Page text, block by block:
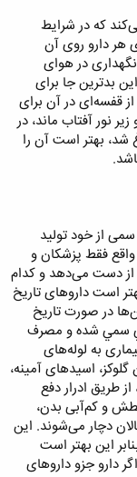
که در شرایط
هر دارو روی آن
در هوای
بدترین جا برای
قفسه‌ای در آن برای
نور آفتاب ماند، در
شد، بهتر است آن را
از خود تولید
فقط پزشکان و
از دست می‌دهد و کدام
است داروهای تاریخ
در صورت تاریخ
سمي شده و مصرف
به لوله‌های
اسیدهای آمینه،
طریق ادرار دفع
عطش و کم‌آبی بدن،
دچار می‌شوند. این
این بهتر است
دارو جزو داروهای